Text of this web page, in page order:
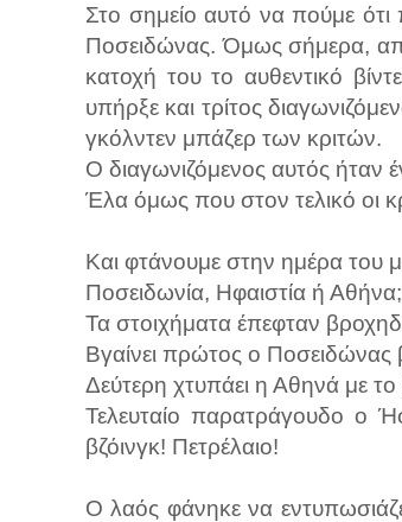
Στο σημείο αυτό να πούμε ότι
Ποσειδώνας. Όμως σήμερα, από
κατοχή του το αυθεντικό
υπήρξε και τρίτος
γκόλντεν μπάζερ των κριτών.
Ο διαγωνιζόμενος αυτός ήταν
Έλα όμως που στον τελικό οι
Και φτάνουμε στην ημέρα του
Ποσειδωνία, Ηφαιστία ή Αθήνα;
Τα στοιχήματα έπεφταν
Βγαίνει πρώτος ο Ποσειδώνας
Δεύτερη χτυπάει η Αθηνά με
Τελευταίο παρατράγουδο ο
βζόινγκ! Πετρέλαιο!
Ο λαός φάνηκε να